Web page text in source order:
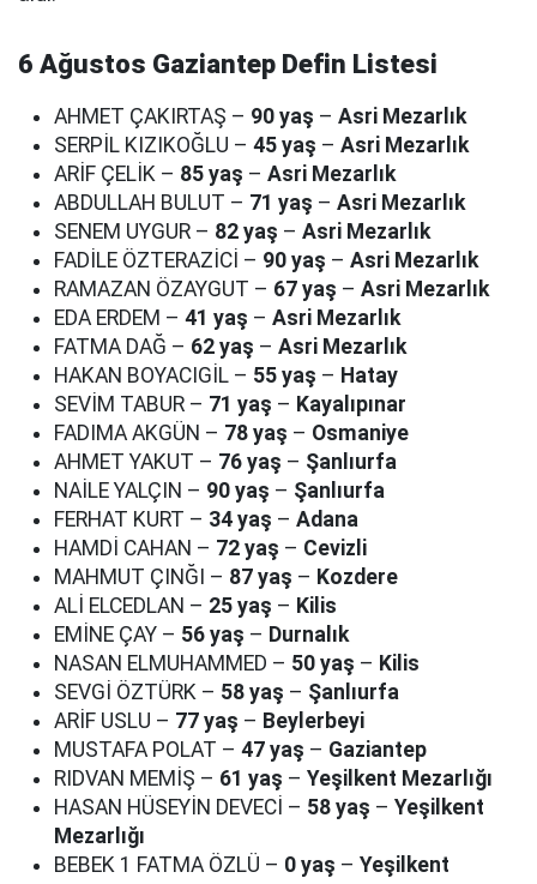
6 Ağustos Gaziantep Defin Listesi
AHMET ÇAKIRTAŞ – 90 yaş – Asri Mezarlık
SERPİL KIZIKOĞLU – 45 yaş – Asri Mezarlık
ARİF ÇELİK – 85 yaş – Asri Mezarlık
ABDULLAH BULUT – 71 yaş – Asri Mezarlık
SENEM UYGUR – 82 yaş – Asri Mezarlık
FADİLE ÖZTERAZİCİ – 90 yaş – Asri Mezarlık
RAMAZAN ÖZAYGUT – 67 yaş – Asri Mezarlık
EDA ERDEM – 41 yaş – Asri Mezarlık
FATMA DAĞ – 62 yaş – Asri Mezarlık
HAKAN BOYACIGİL – 55 yaş – Hatay
SEVİM TABUR – 71 yaş – Kayalıpınar
FADIMA AKGÜN – 78 yaş – Osmaniye
AHMET YAKUT – 76 yaş – Şanlıurfa
NAİLE YALÇIN – 90 yaş – Şanlıurfa
FERHAT KURT – 34 yaş – Adana
HAMDİ CAHAN – 72 yaş – Cevizli
MAHMUT ÇINĞI – 87 yaş – Kozdere
ALİ ELCEDLAN – 25 yaş – Kilis
EMİNE ÇAY – 56 yaş – Durnalık
NASAN ELMUHAMMED – 50 yaş – Kilis
SEVGİ ÖZTÜRK – 58 yaş – Şanlıurfa
ARİF USLU – 77 yaş – Beylerbeyi
MUSTAFA POLAT – 47 yaş – Gaziantep
RIDVAN MEMİŞ – 61 yaş – Yeşilkent Mezarlığı
HASAN HÜSEYİN DEVECİ – 58 yaş – Yeşilkent
Mezarlığı
BEBEK 1 FATMA ÖZLÜ – 0 yaş – Yeşilkent